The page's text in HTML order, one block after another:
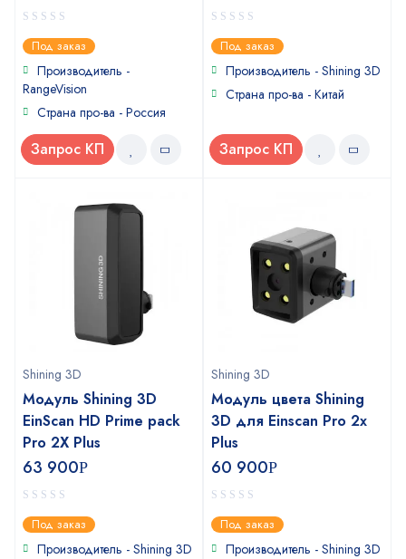
0
out
of
5
Под заказ
Производитель -
RangeVision
Страна про-ва - Россия
Запрос КП
0
out
of
Под заказ
Производитель - Shining 3D
Страна про-ва - Китай
Запрос КП
Shining 3D
Модуль Shining 3D
EinScan HD Prime pack
Pro 2X Plus
63 900Р
0
out
of
Под заказ
Производитель - Shining 3D
Shining 3D
Модуль цвета Shining
3D для Einscan Pro 2x
Plus
60 900Р
0
out
of
Под заказ
Производитель - Shining 3D